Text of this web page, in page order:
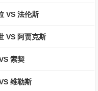
VS 法伦斯
VS 阿贾克斯
索契
维勒斯